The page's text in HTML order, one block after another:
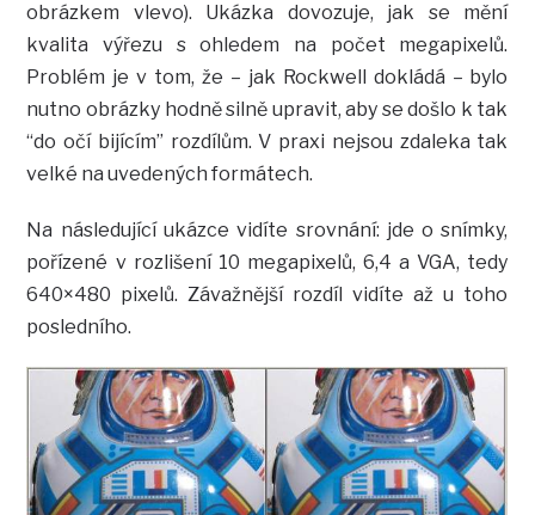
obrázkem vlevo). Ukázka dovozuje, jak se mění
kvalita výřezu s ohledem na počet megapixelů.
Problém je v tom, že – jak Rockwell dokládá – bylo
nutno obrázky hodně silně upravit, aby se došlo k tak
“do očí bijícím” rozdílům. V praxi nejsou zdaleka tak
velké na uvedených formátech.
Na následující ukázce vidíte srovnání: jde o snímky,
pořízené v rozlišení 10 megapixelů, 6,4 a VGA, tedy
640×480 pixelů. Závažnější rozdíl vidíte až u toho
posledního.